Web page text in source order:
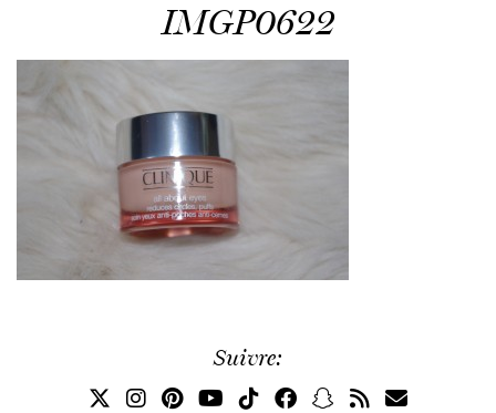
IMGP0622
Suivre: